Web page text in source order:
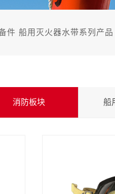
件 船用灭火器水带系列产品
消防板块 船